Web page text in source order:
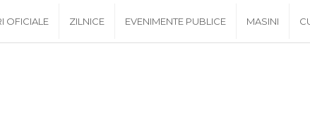
OFICIALE ZILNICE EVENIMENTE PUBLICE MASINI